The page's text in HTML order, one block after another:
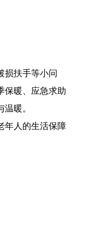
损扶手等小问
保暖、应急求助
暖。
年人的生活保障